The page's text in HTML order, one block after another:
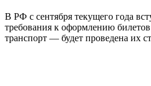
В РФ с сентября текущего года
требования к оформлению
транспорт — будет проведена их